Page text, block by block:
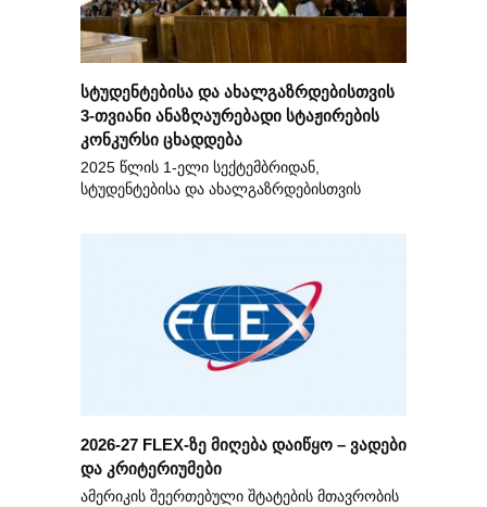
სტუდენტებისა და ახალგაზრდებისთვის
3-თვიანი ანაზღაურებადი სტაჟირების
კონკურსი ცხადდება
2025 წლის 1-ელი სექტემბრიდან,
სტუდენტებისა და ახალგაზრდებისთვის
2026-27 FLEX-ზე მიღება დაიწყო – ვადები
და კრიტერიუმები
ამერიკის შეერთებული შტატების მთავრობის